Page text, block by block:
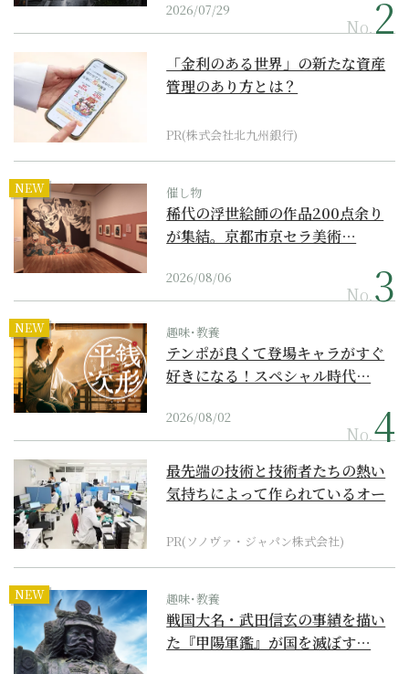
2026/07/29
No.
「金利のある世界」の新たな資産
管理のあり方とは？
PR(株式会社北九州銀行)
NEW 催し物
稀代の浮世絵師の作品200点余り
が集結。京都市京セラ美術…
2026/08/06
No.
NEW 趣味･教養
テンポが良くて登場キャラがすぐ
好きになる！スペシャル時代…
2026/08/02
No.
最先端の技術と技術者たちの熱い
気持ちによって作られているオー
PR(ソノヴァ・ジャパン株式会社)
NEW 趣味･教養
戦国大名・武田信玄の事績を描い
た『甲陽軍鑑』が国を滅ぼす…